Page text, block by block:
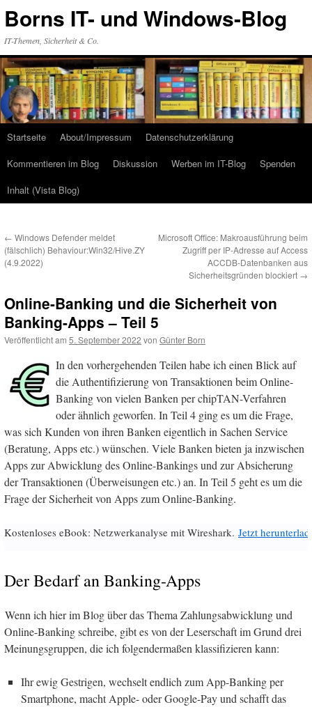
Inhalt
Borns IT- und Windows-Blog
IT-Themen, Sicherheit & Co.
Startseite About/Impressum
Datenschutzerklärung
Kommentieren im Blog
Diskussion Werben im IT-Blog
Spenden
Inhalt (Vista Blog)
← Windows Defender meldet
(fälschlich) Behaviour:Win32/Hive.ZY
(4.9.2022)
Microsoft Office: Makroausführung beim
Zugriff per IP-Adresse auf Access
ACCDB-Datenbanken aus
Sicherheitsgründen blockiert →
Online-Banking und die Sicherheit von
Banking-Apps – Teil 5
Veröffentlicht am 5. September 2022 von Günter Born
In den vorhergehenden Teilen habe ich einen Blick auf
die Authentifizierung von Transaktionen beim Online-
Banking von vielen Banken per chipTAN-Verfahren
oder ähnlich geworfen. In Teil 4 ging es um die Frage,
was sich Kunden von ihren Banken eigentlich in Sachen Service
(Beratung, Apps etc.) wünschen. Viele Banken bieten ja inzwischen
Apps zur Abwicklung des Online-Bankings und zur Absicherung
der Transaktionen (Überweisungen etc.) an. In Teil 5 geht es um die
Frage der Sicherheit von Apps zum Online-Banking.
Kostenloses eBook: Netzwerkanalyse mit Wireshark. Jetzt
Der Bedarf an Banking-Apps
Wenn ich hier im Blog über das Thema Zahlungsabwicklung und
Online-Banking schreibe, gibt es von der Leserschaft im Grund drei
Meinungsgruppen, die ich folgendermaßen klassifizieren kann:
Ihr ewig Gestrigen, wechselt endlich zum App-Banking per
Smartphone, macht Apple- oder Google-Pay und schafft das